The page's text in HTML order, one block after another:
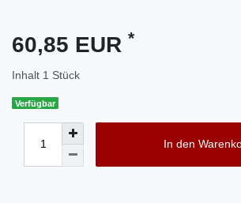
60,85 EUR *
Inhalt 1 Stück
Verfügbar
In den